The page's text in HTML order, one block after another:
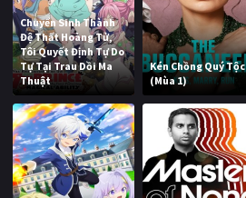
Chuyển Sinh Thành
Đệ Thất Hoàng Tử,
Tôi Quyết Định Tự Do
Tự Tại Trau Dồi Ma
Thuật
Kén Chồng Quý Tộc
(Mùa 1)